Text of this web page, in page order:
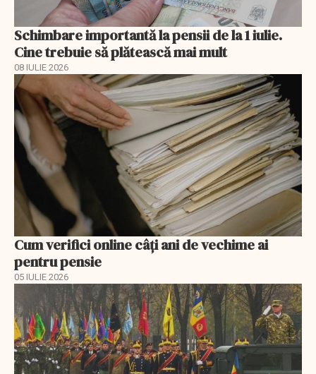
Schimbare importantă la pensii de la 1 iulie.
Cine trebuie să plătească mai mult
08 IULIE 2026
Cum verifici online câți ani de vechime ai
pentru pensie
05 IULIE 2026